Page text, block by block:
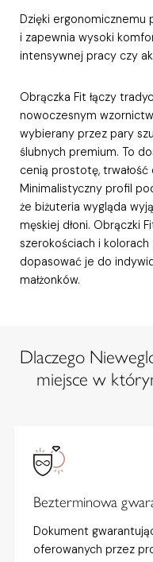
Dzięki ergonomicznemu
i zapewnia wysoki
intensywnej pracy czy
Obrączka Fit łączy
nowoczesnym
wybierany przez pary
ślubnych premium. To
cenią prostotę,
Minimalistyczny profil
że biżuteria wygląda
męskiej dłoni. Obrączki
szerokościach i kolorach
dopasować je do
małżonków.
Dlaczego
miejsce w
Bezterminowa
Dokument
oferowanych przez